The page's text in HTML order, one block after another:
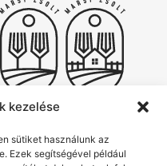
kezelése
sütiket használunk az
Ezek segítségével például
Zsolt Catering & Az Udvar
Élmények, ízek és gondtalan